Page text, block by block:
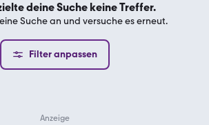
deine Suche keine Treffer.
Suche an und versuche es erneut.
Filter anpassen